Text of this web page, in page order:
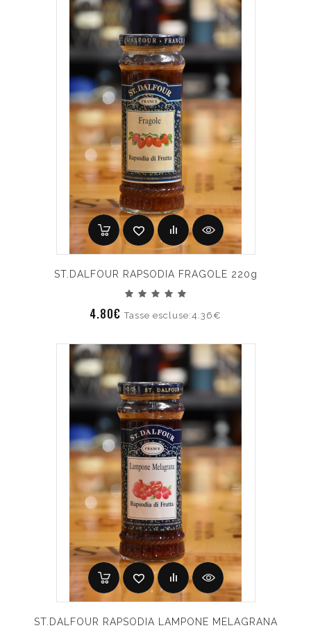
ST.DALFOUR RAPSODIA FRAGOLE 220g
4.80€Tasse escluse:4.36€
ST.DALFOUR RAPSODIA LAMPONE MELAGRANA